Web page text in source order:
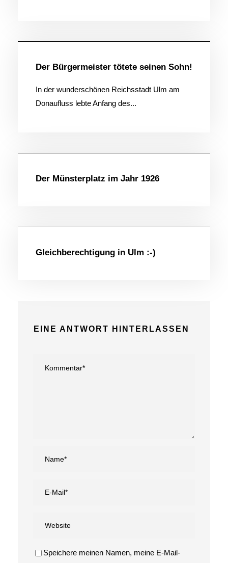
Der Bürgermeister tötete seinen Sohn!
In der wunderschönen Reichsstadt Ulm am
Donaufluss lebte Anfang des...
Der Münsterplatz im Jahr 1926
Gleichberechtigung in Ulm :-)
EINE ANTWORT HINTERLASSEN
Speichere meinen Namen, meine E-Mail-